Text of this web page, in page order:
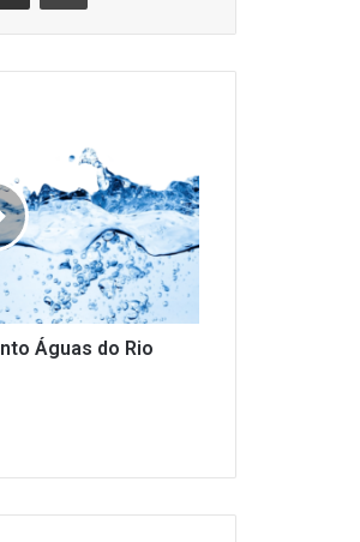
Águas do Rio